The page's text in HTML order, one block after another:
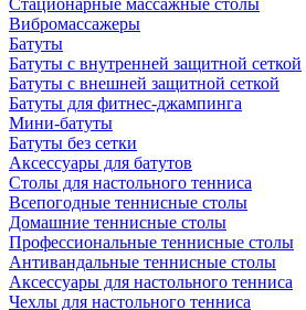
Стационарные массажные столы
Вибромассажеры
Батуты
Батуты с внутренней защитной сеткой
Батуты с внешней защитной сеткой
Батуты для фитнес-джампинга
Мини-батуты
Батуты без сетки
Аксессуары для батутов
Столы для настольного тенниса
Всепогодные теннисные столы
Домашние теннисные столы
Профессиональные теннисные столы
Антивандальные теннисные столы
Аксессуары для настольного тенниса
Чехлы для настольного тенниса